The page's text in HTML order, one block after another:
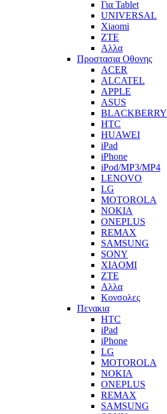
Για Tablet
UNIVERSAL
Xiaomi
ZTE
Αλλα
Προστασια Οθονης
ACER
ALCATEL
APPLE
ASUS
BLACKBERRY
HTC
HUAWEI
iPad
iPhone
iPod/MP3/MP4
LENOVO
LG
MOTOROLA
NOKIA
ONEPLUS
REMAX
SAMSUNG
SONY
XIAOMI
ZTE
Αλλα
Κονσολες
Πενακια
HTC
iPad
iPhone
LG
MOTOROLA
NOKIA
ONEPLUS
REMAX
SAMSUNG